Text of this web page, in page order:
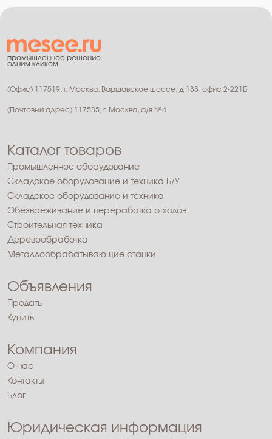
промышленное решение
одним кликом
(Офис) 117519, г. Москва, Варшавское шоссе, д.133, офис 2-221Б
(Почтовый адрес) 117535, г. Москва, а/я №4
Каталог товаров
Промышленное оборудование
Складское оборудование и техника Б/У
Складское оборудование и техника
Обезвреживание и переработка отходов
Строительная техника
Деревообработка
Металлообрабатывающие станки
Объявления
Продать
Купить
Компания
О нас
Контакты
Блог
Юридическая информация